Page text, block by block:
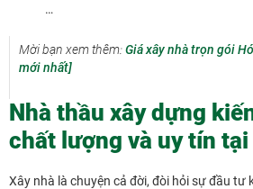
…
Mời bạn xem thêm:Giá xây nhà trọn gói
mới nhất]
Nhà thầu xây dựng
chất lượng và uy tín
Xây nhà là chuyện cả đời, đòi hỏi sự đầu tư